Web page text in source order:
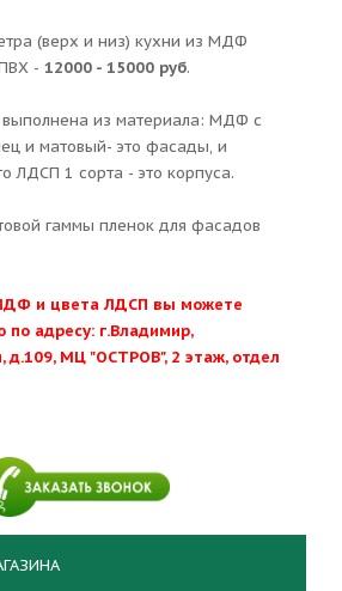
(верх и низ) кухни из МДФ
- 12000 - 15000 руб.
из материала: МДФ с
и матовый- это фасады, и
ЛДСП 1 сорта - это корпуса.
гаммы пленок для фасадов
и цвета ЛДСП вы можете
адресу: г.Владимир,
д.109, МЦ "ОСТРОВ", 2 этаж, отдел